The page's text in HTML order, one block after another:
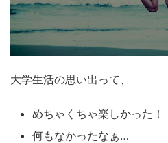
大学生活の思い出って、
めちゃくちゃ楽しかった！
何もなかったなぁ…